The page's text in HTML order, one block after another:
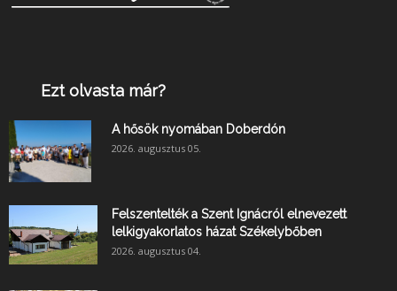
Ezt olvasta már?
A hősök nyomában Doberdón
2026. augusztus 05.
Felszentelték a Szent Ignácról elnevezett
lelkigyakorlatos házat Székelybőben
2026. augusztus 04.